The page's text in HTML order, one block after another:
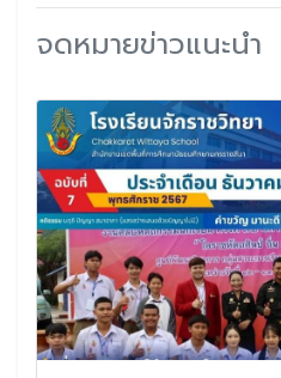
จดหมายข่าวแนะนำ